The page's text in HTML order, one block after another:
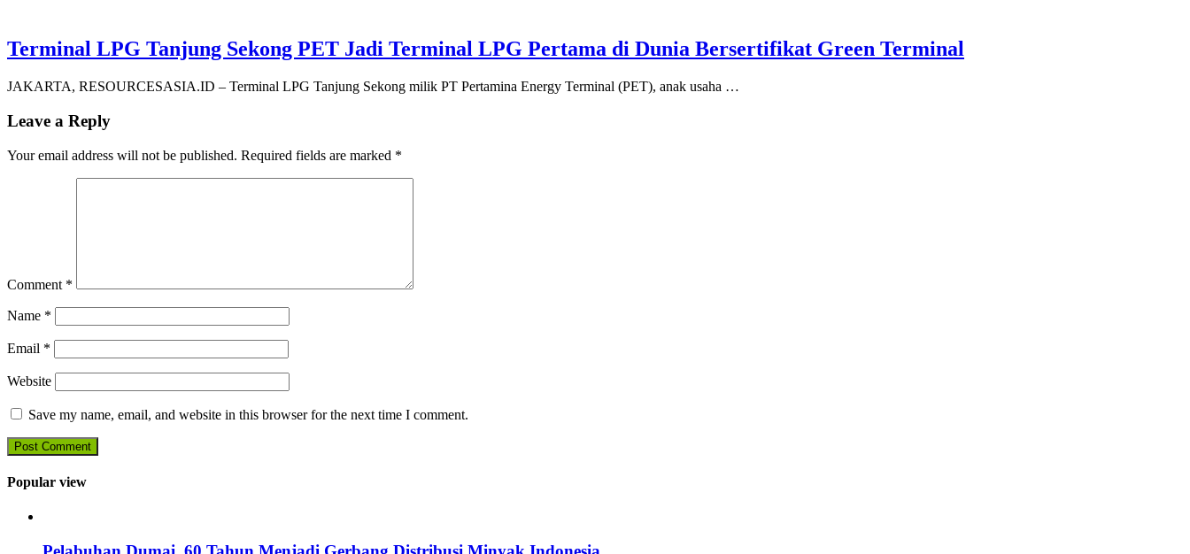
Terminal LPG Tanjung Sekong PET Jadi Terminal LPG Pertama di Dunia Bersertifikat Green Terminal
JAKARTA, RESOURCESASIA.ID – Terminal LPG Tanjung Sekong milik PT Pertamina Energy Terminal (PET), anak usaha …
Leave a Reply
Your email address will not be published. Required fields are marked *
Comment *
Name *
Email *
Website
Save my name, email, and website in this browser for the next time I comment.
Popular view